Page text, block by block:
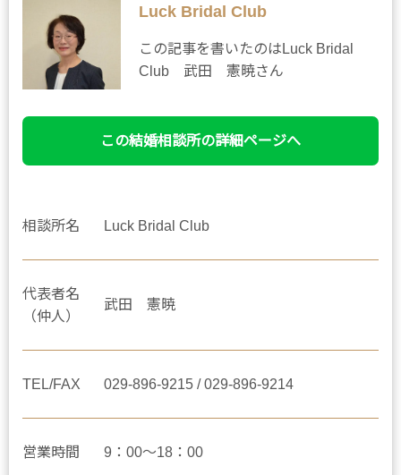
Luck Bridal Club
この記事を書いたのはLuck Bridal
Club 武田 憲暁さん
この結婚相談所の詳細ページへ
相談所名 Luck Bridal Club
代表者名
（仲人）
武田 憲暁
TEL/FAX 029-896-9215 / 029-896-9214
営業時間 9：00～18：00